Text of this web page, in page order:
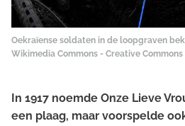
Oekraïense soldaten in de loopgraven
Wikimedia Commons - Creative
In 1917 noemde Onze Lieve
een plaag, maar voorspelde